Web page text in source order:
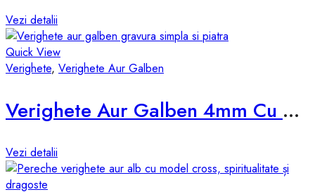
Vezi detalii
Quick View
Verighete, Verighete Aur Galben
Verighete Aur Galben 4mm Cu Piatra d850-g
Vezi detalii